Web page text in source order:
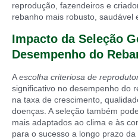
reprodução, fazendeiros e
rebanho mais robusto, saudável
Impacto da Seleção
Desempenho do
Aescolha criteriosa de
significativo no desempenho do
na taxa de crescimento,
doenças. A seleção também
mais adaptados ao clima e às
para o sucesso a longo prazo